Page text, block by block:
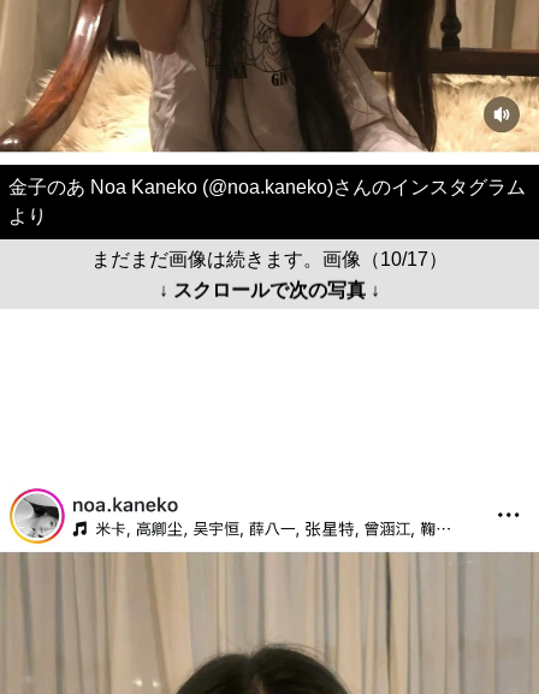
金子のあ Noa Kaneko (@noa.kaneko)さんのインスタグラム
より
まだまだ画像は続きます。画像（10/17）
↓ スクロールで次の写真 ↓